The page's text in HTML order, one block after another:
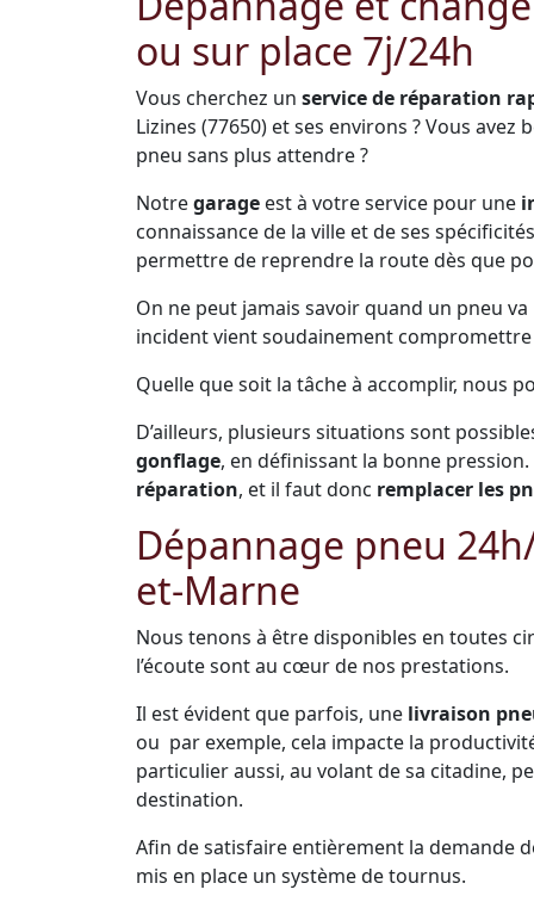
ou sur place 7j/24h
Vous cherchez un service de réparation
Lizines (77650) et ses environs ? Vous
pneu sans plus attendre ?
Notregarage est à votre service pour une
connaissance de la ville et de ses
permettre de reprendre la route dès que
On ne peut jamais savoir quand un pneu
incident vient soudainement
Quelle que soit la tâche à accomplir, nous
D’ailleurs, plusieurs situations sont
gonflage, en définissant la bonne
réparation, et il faut donc remplacer les
Dépannage pneu
et-Marne
Nous tenons à être disponibles en toutes
l’écoute sont au cœur de nos prestations.
Il est évident que parfois, une livraison
ou par exemple, cela impacte la
particulier aussi, au volant de sa citadine,
destination.
Afin de satisfaire entièrement la demande
mis en place un système de tournus.